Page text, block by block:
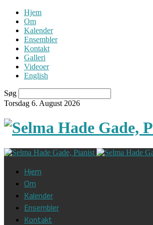
Hjem
Om
Kalender
Ensembler
Kontakt
Galleri
Videoer
English
Søg
Torsdag 6. August 2026
Hjem
Om
Kalender
Ensembler
Kontakt